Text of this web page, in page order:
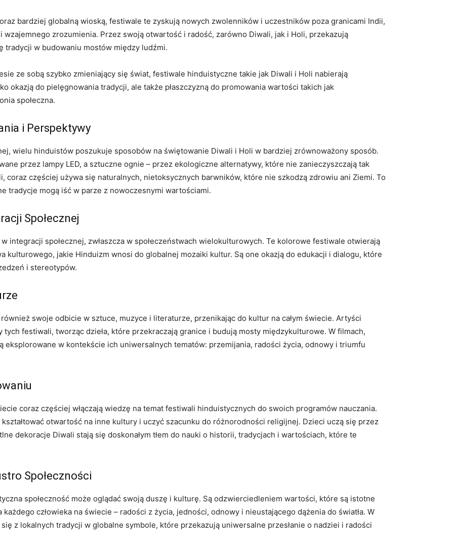
bardziej globalną wioską, festiwale te zyskują nowych zwolenników i uczestników poza granicami Indii,
zrozumienia. Przez swoją otwartość i radość, zarówno Diwali, jak i Holi, przekazują
tradycji w budowaniu mostów między ludźmi.
ze sobą szybko zmieniający się świat, festiwale hinduistyczne takie jak Diwali i Holi nabierają
okazją do pielęgnowania tradycji, ale także płaszczyzną do promowania wartości takich jak
społeczna.
i Perspektywy
wielu hinduistów poszukuje sposobów na świętowanie Diwali i Holi w bardziej zrównoważony sposób.
przez lampy LED, a sztuczne ognie – przez ekologiczne alternatywy, które nie zanieczyszczają tak
coraz częściej używa się naturalnych, nietoksycznych barwników, które nie szkodzą zdrowiu ani Ziemi. To
tradycje mogą iść w parze z nowoczesnymi wartościami.
Społecznej
integracji społecznej, zwłaszcza w społeczeństwach wielokulturowych. Te kolorowe festiwale otwierają
kulturowego, jakie Hinduizm wnosi do globalnej mozaiki kultur. Są one okazją do edukacji i dialogu, które
i stereotypów.
swoje odbicie w sztuce, muzyce i literaturze, przenikając do kultur na całym świecie. Artyści
festiwali, tworząc dzieła, które przekraczają granice i budują mosty międzykulturowe. W filmach,
eksplorowane w kontekście ich uniwersalnych tematów: przemijania, radości życia, odnowy i triumfu
coraz częściej włączają wiedzę na temat festiwali hinduistycznych do swoich programów nauczania.
kształtować otwartość na inne kultury i uczyć szacunku do różnorodności religijnej. Dzieci uczą się przez
dekoracje Diwali stają się doskonałym tłem do nauki o historii, tradycjach i wartościach, które te
Społeczności
społeczność może oglądać swoją duszę i kulturę. Są odzwierciedleniem wartości, które są istotne
człowieka na świecie – radości z życia, jedności, odnowy i nieustającego dążenia do światła. W
z lokalnych tradycji w globalne symbole, które przekazują uniwersalne przesłanie o nadziei i radości